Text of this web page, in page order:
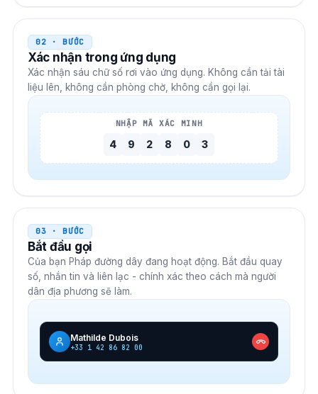
02 · BƯỚC
Xác nhận trong ứng dụng
Xác nhận sáu chữ số rơi vào ứng dụng. Không cần tải tài
liệu lên, không cần phòng chờ, không cần gọi lại.
NHẬP MÃ XÁC MINH
4 9 2 8 0 3
03 · BƯỚC
Bắt đầu gọi
Của bạn Pháp đường dây đang hoạt động. Bắt đầu quay
số, nhắn tin và liên lạc - chính xác theo cách mà người
dân địa phương sẽ làm.
Mathilde Dubois
+33 1 42 86 82 00